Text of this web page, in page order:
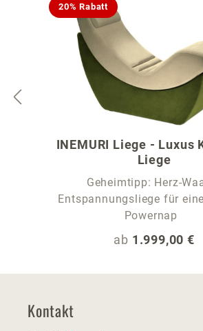
20% Rabatt
INEMURI Liege - Luxus
Liege
Geheimtipp: Herz-
Entspannungsliege für
Powernap
Regulärer
ab 1.999,00 €
Kontakt